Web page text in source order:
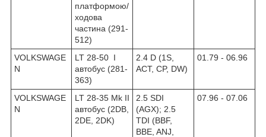
платформою/
ходова
частина (291-
512)
VOLKSWAGE
N
LT 28-50 I
автобус (281-
363)
2.4 D (1S,
ACT, CP, DW)
01.79 - 06.96
VOLKSWAGE
N
LT 28-35 Mk II
автобус (2DB,
2DE, 2DK)
2.5 SDI
(AGX); 2.5
TDI (BBF,
BBE, ANJ,
07.96 - 07.06